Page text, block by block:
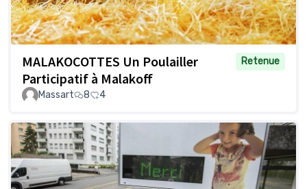
MALAKOCOTTES Un Poulailler
Participatif à Malakoff
Retenue
Massart 8 4